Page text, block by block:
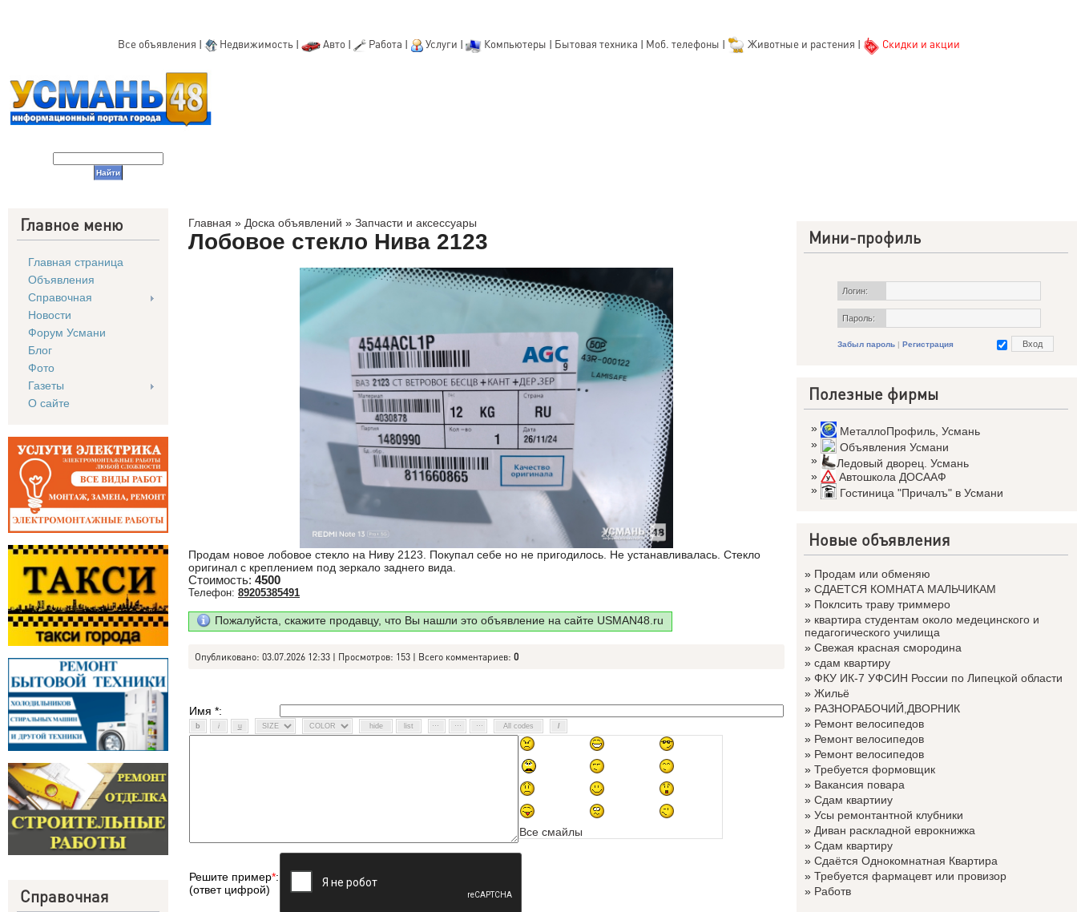
Все объявления | Недвижимость | Авто| Работа | Услуги | Компьютеры | Бытовая техника | Моб. телефоны | Животные и растения | Скидки и акции
Главное меню
Главная страница
Объявления
Справочная
Новости
Форум Усмани
Блог
Фото
Газеты
О сайте
Справочная
Главная » Доска объявлений » Запчасти и аксессуары
Лобовое стекло Нива 2123
Продам новое лобовое стекло на Ниву 2123. Покупал себе но не пригодилось. Не устанавливалась. Стекло
оригинал с креплением под зеркало заднего вида.
Стоимость: 4500
Телефон: 89205385491
Пожалуйста, скажите продавцу, что Вы нашли это объявление на сайте USMAN48.ru
Опубликовано: 03.07.2026 12:33 | Просмотров: 153 | Всего комментариев: 0
Имя *:
Все смайлы
Решите пример*:
(ответ цифрой)
Мини-профиль
Логин:
Пароль:
Забыл пароль | Регистрация
Полезные фирмы
» МеталлоПрофиль Усмань
»
Объявления Усмани
»
Ледовый дворец. Усмань
»
Автошкола ДОСААФ
»
Гостиница "Причалъ" в Усмани
Новые объявления
» Продам или обменяю
» СДАЕТСЯ КОМНАТА МАЛЬЧИКАМ
» Поклсить траву триммеро
» квартира студентам около медецинского и
педагогического училища
» Свежая красная смородина
» сдам квартиру
» ФКУ ИК-7 УФСИН России по Липецкой области
» Жильё
» РАЗНОРАБОЧИЙ,ДВОРНИК
» Ремонт велосипедов
» Ремонт велосипедов
» Ремонт велосипедов
» Требуется формовщик
» Вакансия повара
» Сдам квартииу
» Усы ремонтантной клубники
» Диван раскладной еврокнижка
» Сдам квартиру
» Сдаётся Однокомнатная Квартира
» Требуется фармацевт или провизор
» Работв